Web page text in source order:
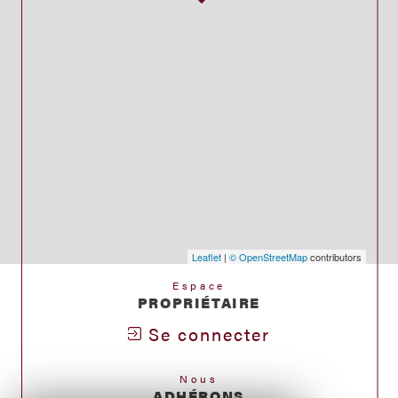
Leaflet | © OpenStreetMapcontributors
Espace
PROPRIÉTAIRE
Se connecter
Nous